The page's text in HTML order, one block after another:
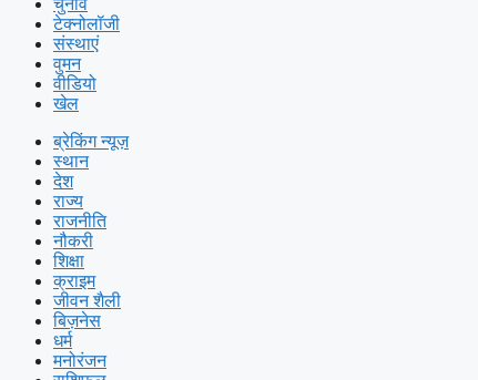
टेक्नोलॉजी
संस्थाएं
वुमन
वीडियो
खेल
ब्रेकिंग न्यूज़
स्थान
देश
राज्य
राजनीति
नौकरी
शिक्षा
क्राइम
जीवन शैली
बिज़नेस
धर्म
मनोरंजन